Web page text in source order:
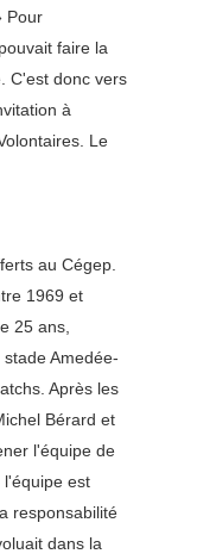
Pour
faire la
C'est donc vers
à
Le
au Cégep.
1969 et
25 ans,
Amedée-
Après les
Bérard et
l'équipe de
l'équipe est
responsabilité
dans la